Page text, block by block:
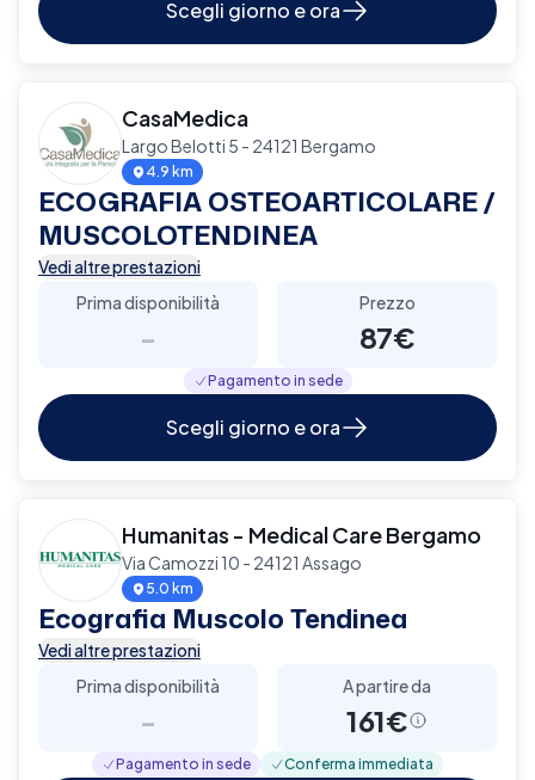
Scegli giorno e ora
CasaMedica
Largo Belotti 5 - 24121 Bergamo
4.9 km
ECOGRAFIA OSTEOARTICOLARE /
MUSCOLOTENDINEA
Vedi altre prestazioni
Prima disponibilità
-
Prezzo
87€
Pagamento in sede
Scegli giorno e ora
Humanitas - Medical Care Bergamo
Via Camozzi 10 - 24121 Assago
5.0 km
Ecografia Muscolo Tendinea
Vedi altre prestazioni
Prima disponibilità
-
A partire da
161€
Pagamento in sede Conferma immediata